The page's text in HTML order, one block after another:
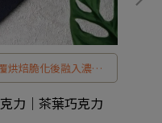
烘焙脆化後融入濃郁
膩、越嚼越香，每一
香濃郁，是節日禮
佳選擇。
力｜茶葉巧克力